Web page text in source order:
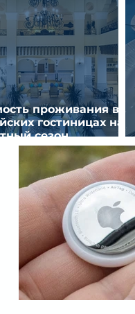
проживания в
гостиницах на
сезон
на 9%